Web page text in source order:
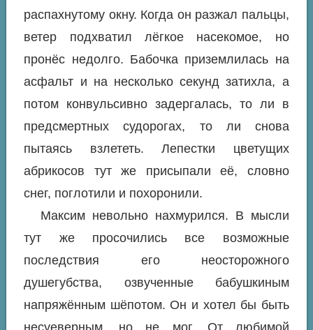
распахнутому окну. Когда он разжал пальцы,
ветер подхватил лёгкое насекомое, но
пронёс недолго. Бабочка приземлилась на
асфальт и на несколько секунд затихла, а
потом конвульсивно задергалась, то ли в
предсмертных судорогах, то ли снова
пытаясь взлететь. Лепестки цветущих
абрикосов тут же присыпали её, словно
снег, поглотили и похоронили.
Максим невольно нахмурился. В мысли
тут же просочились все возможные
последствия его неосторожного
душегубства, озвученные бабушкиным
напряжённым шёпотом. Он и хотел бы быть
несуеверным, но не мог. От любимой